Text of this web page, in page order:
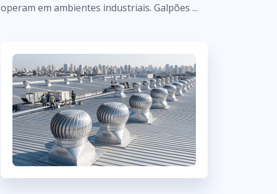
operam em ambientes industriais. Galpões ...